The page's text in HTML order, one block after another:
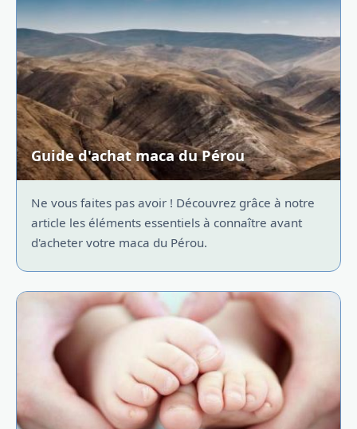
Guide d'achat maca du Pérou
Ne vous faites pas avoir ! Découvrez grâce à notre
article les éléments essentiels à connaître avant
d'acheter votre maca du Pérou.